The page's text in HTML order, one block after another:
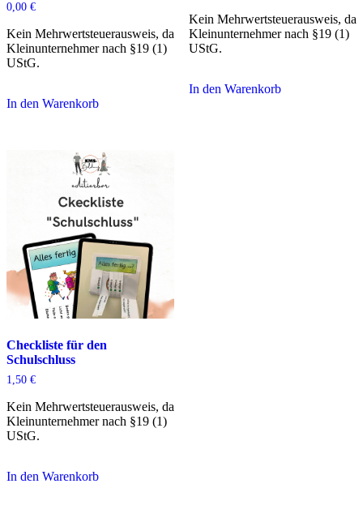
0,00 €
Kein Mehrwertsteuerausweis, da
Kleinunternehmer nach §19 (1)
UStG.
In den Warenkorb
Kein Mehrwertsteuerausweis, da
Kleinunternehmer nach §19 (1)
UStG.
In den Warenkorb
Checkliste für den
Schulschluss
1,50 €
Kein Mehrwertsteuerausweis, da
Kleinunternehmer nach §19 (1)
UStG.
In den Warenkorb